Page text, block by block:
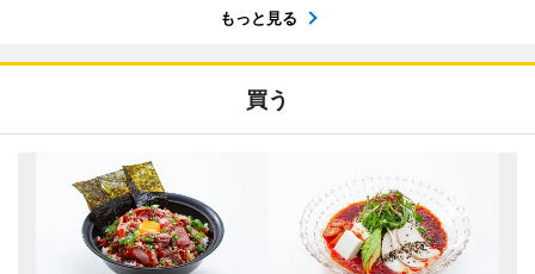
もっと見る
買う